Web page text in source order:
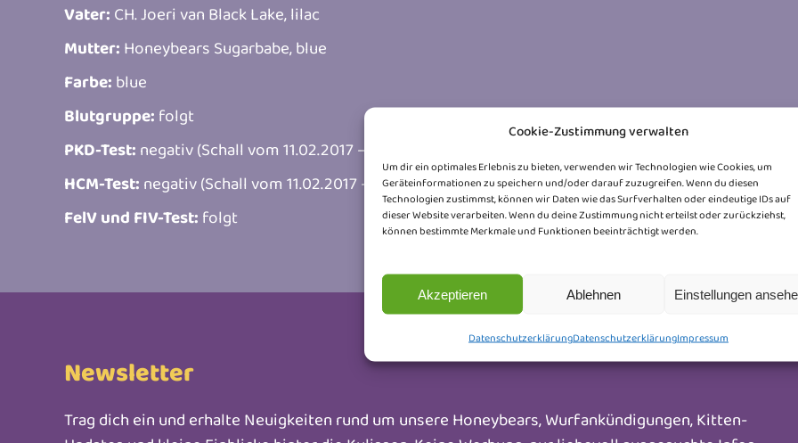
Cookie-Zustimmung verwalten
Um dir ein optimales Erlebnis zu bieten, verwenden wir Technologien wie Cookies, um
Geräteinformationen zu speichern und/oder darauf zuzugreifen. Wenn du diesen
Technologien zustimmst, können wir Daten wie das Surfverhalten oder eindeutige IDs auf
dieser Website verarbeiten. Wenn du deine Zustimmung nicht erteilst oder zurückziehst,
können bestimmte Merkmale und Funktionen beeinträchtigt werden.
Akzeptieren Ablehnen Einstellungen
DatenschutzerklärungDatenschutzerklärungImpressum
Vater: CH. Joeri van Black Lake, lilac
Mutter: Honeybears Sugarbabe, blue
Farbe: blue
Blutgruppe: folgt
PKD-Test: negativ (Schall vom 11.02.2017 – Dr. Miedler)
HCM-Test: negativ (Schall vom 11.02.2017 – Dr. Miedler)
FelV und FIV-Test: folgt
Newsletter
Trag dich ein und erhalte Neuigkeiten rund um unsere Honeybears, Wurfankündigungen, Kitten-